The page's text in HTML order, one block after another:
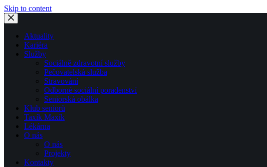
Skip to content
Aktuality
Kariéra
Služby
Sociálně zdravotní služby
Pečovatelská služba
Stravování
Odborné sociální poradenství
Seniorská obálka
Klub seniorů
Taxík Maxík
Lékárna
O nás
O nás
Projekty
Kontakty